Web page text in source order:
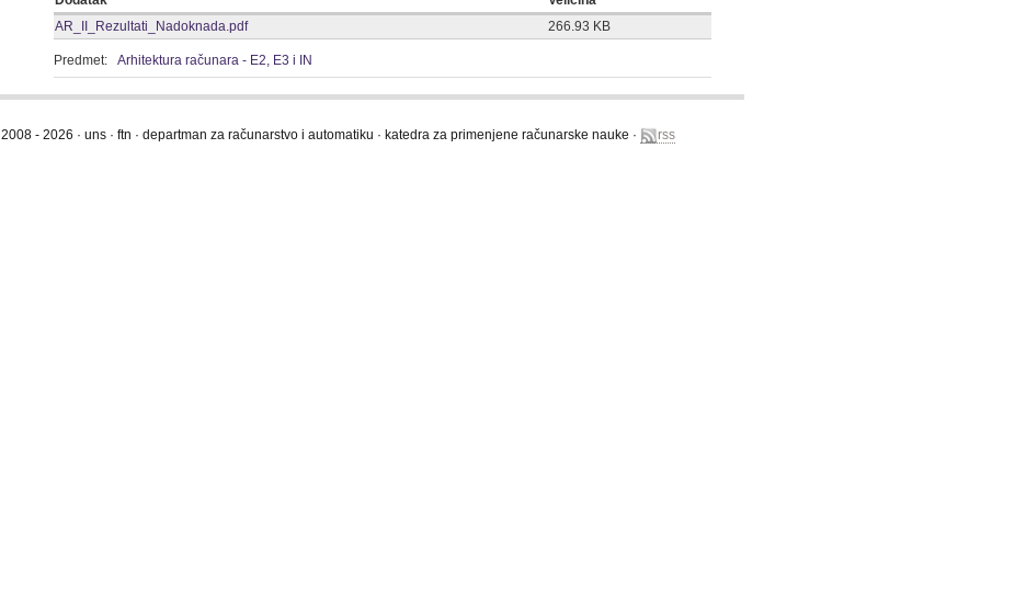
AR_II_Rezultati_Nadoknada.pdf
266.93 KB
Predmet: Arhitektura računara - E2, E3 i IN
2008 - 2026 · uns · ftn · departman za računarstvo i automatiku · katedra za primenjene računarske nauke · rss